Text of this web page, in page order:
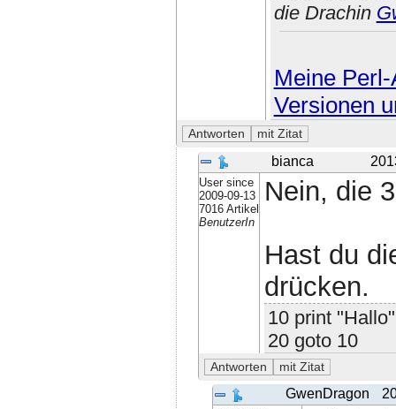
die Drachin
Meine
Versionen
bianca
User since
2009-09-13
7016 Artikel
BenutzerIn
Nein, die
Hast du
drücken.
10 print "Hallo"
20 goto 10
GwenDragon